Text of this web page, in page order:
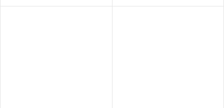
Neobsahuje barvy ani lepidlo.
Plane“ model od AFV Club